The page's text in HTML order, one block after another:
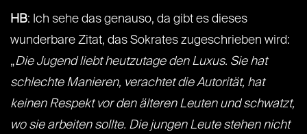
HB: Ich sehe das genauso, da gibt es dieses
wunderbare Zitat, das Sokrates zugeschrieben wird:
„Die Jugend liebt heutzutage den Luxus. Sie hat
schlechte Manieren, verachtet die Autorität, hat
keinen Respekt vor den älteren Leuten und schwatzt,
wo sie arbeiten sollte. Die jungen Leute stehen nicht